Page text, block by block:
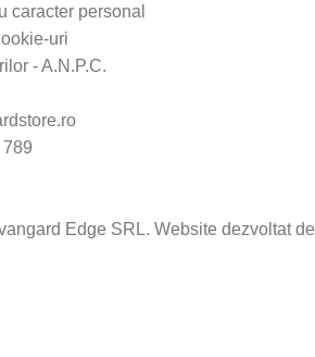
caracter personal
uri
- A.N.P.C.
Edge SRL. Website dezvoltat de